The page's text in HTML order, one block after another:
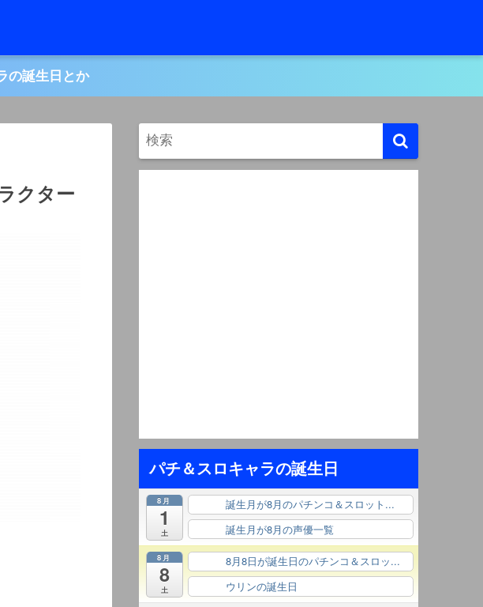
の誕生日とか
クター
パチ＆スロキャラの誕生日
8月
1
土
誕生月が8月のパチンコ＆スロット...
誕生月が8月の声優一覧
8月
8
土
8月8日が誕生日のパチンコ＆スロッ...
ウリンの誕生日